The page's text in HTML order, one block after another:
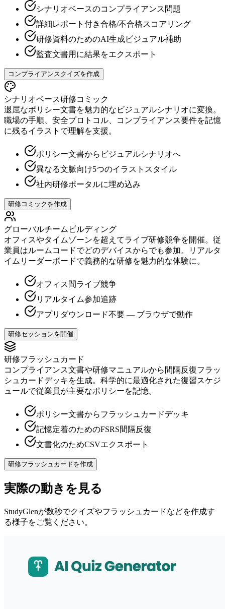
シナリオベースのコンプライアンス問題
詳細レポート付き合格/不合格スコアリング
研修資料のためのAI生成ビジュアル補助
監査文書用に結果をエクスポート
コンプライアンスクイズを作成
シナリオベース研修コミック
退屈なポリシー文書を魅力的なビジュアルシナリオに変換。
職場の手順、安全プロトコル、コンプライアンス要件を記憶
に残るイラストで理解を支援。
ポリシー文書からビジュアルシナリオへ
異なる文脈向け5つのイラストスタイル
社内研修ポータルに埋め込み
研修コミックを作成
グローバルチームビルディング
オフィスやタイムゾーンを超えてライブ研修競争を開催。従
業員はルームコードでどのデバイスからでも参加。リアルタ
イムリーダーボードで義務的な研修を魅力的な体験に。
オフィス間ライブ競争
リアルタイム参加追跡
アプリダウンロード不要 — ブラウザで動作
研修セッションを開催
研修フラッシュカード
コンプライアンス文書や研修マニュアルから間隔反復フラッ
シュカードデッキを生成。科学的に最適化された復習スケジ
ュールで従業員が主要なポリシーを記憶。
ポリシー文書からフラッシュカードデッキ
記憶定着のためのFSRS間隔反復
文書化のためCSVエクスポート
研修フラッシュカードを作成
実際の動きを見る
StudyGlenが数秒でクイズやフラッシュカードなどを作成す
る様子をご覧ください。